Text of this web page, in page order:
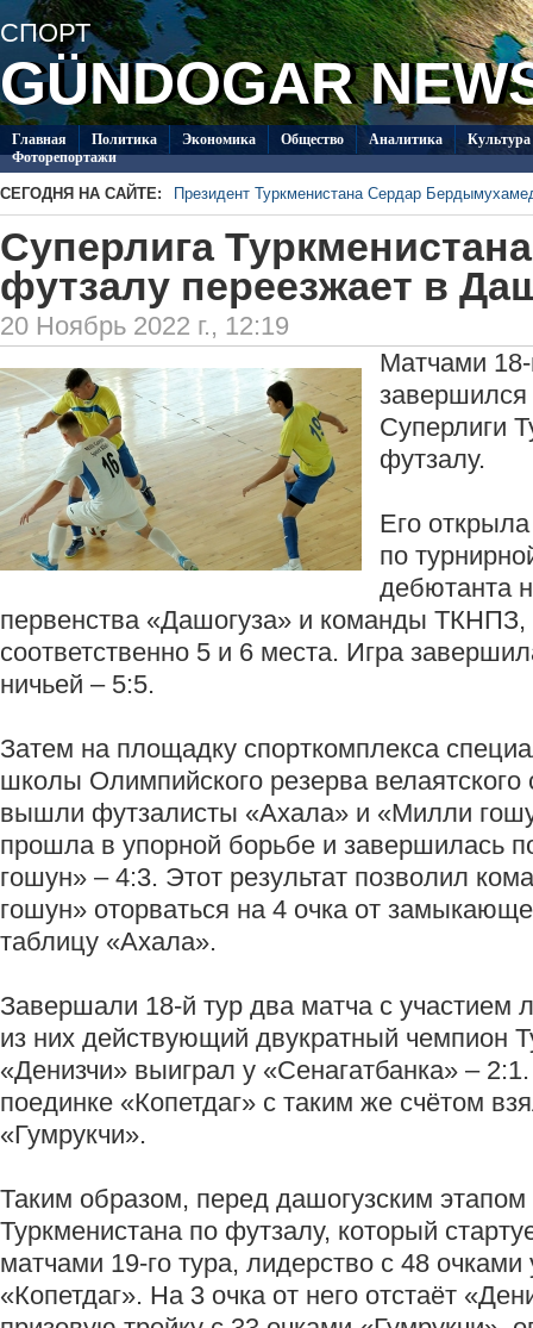
СПОРТ
GÜNDOGAR
Главная Политикa Экономика Общество Аналитика
Культура
Фоторепортажи
СЕГОДНЯ НА САЙТЕ:
Президент Туркменистана Сердар
В посольстве Туркменистана в Душанбе
Специалисты из Туркменистана изучают на
ледников Тянь-Шаня
Глава ОБСЕ прибыл с визитом в Туркменистан
Около 20 работ из стран СНГ поступило на
Туркменистан пригласил Ассоциацию «Akhal-
по коневодству
Суперлига
футзалу переезжает в
20 Ноябрь 2022 г., 12:19
Матчами 18-
Суперлиги
футзалу.
Его
по
дебютанта
первенства «Дашогуза» и команды
соответственно 5 и 6 места. Игра
ничьей – 5:5.
Затем на площадку спорткомплекса
школы Олимпийского резерва велаятского
вышли футзалисты «Ахала» и «Милли
прошла в упорной борьбе и завершилась
гошун» – 4:3. Этот результат позволил
гошун» оторваться на 4 очка от
таблицу «Ахала».
Завершали 18-й тур два матча с участием
из них действующий двукратный чемпион
«Денизчи» выиграл у «Сенагатбанка» –
поединке «Копетдаг» с таким же счётом
«Гумрукчи».
Таким образом, перед дашогузским этапом
Туркменистана по футзалу, который
матчами 19-го тура, лидерство с 48 очками
«Копетдаг». На 3 очка от него отстаёт